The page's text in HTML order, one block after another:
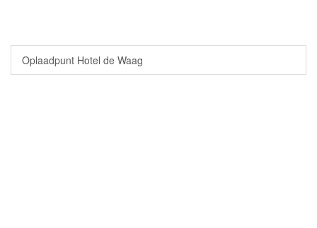
Oplaadpunt Hotel de Waag